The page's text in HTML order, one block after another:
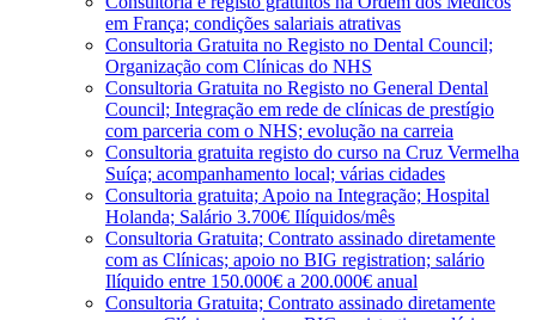
em França; condições salariais atrativas
Consultoria Gratuita no Registo no Dental Council;
Organização com Clínicas do NHS
Consultoria Gratuita no Registo no General Dental
Council; Integração em rede de clínicas de prestígio
com parceria com o NHS; evolução na carreia
Consultoria gratuita registo do curso na Cruz Vermelha
Suíça; acompanhamento local; várias cidades
Consultoria gratuita; Apoio na Integração; Hospital
Holanda; Salário 3.700€ Ilíquidos/mês
Consultoria Gratuita; Contrato assinado diretamente
com as Clínicas; apoio no BIG registration; salário
Ilíquido entre 150.000€ a 200.000€ anual
Consultoria Gratuita; Contrato assinado diretamente